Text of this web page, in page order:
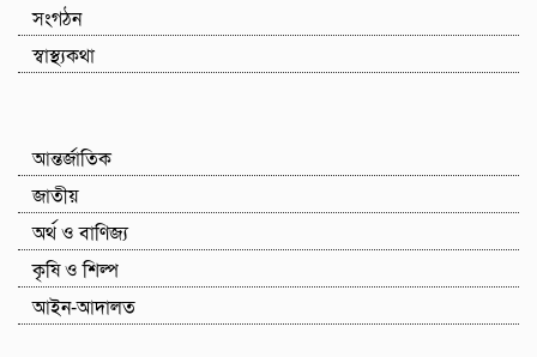
সংগঠন
স্বাস্থ্যকথা
আন্তর্জাতিক
জাতীয়
অর্থ ও বাণিজ্য
কৃষি ও শিল্প
আইন-আদালত